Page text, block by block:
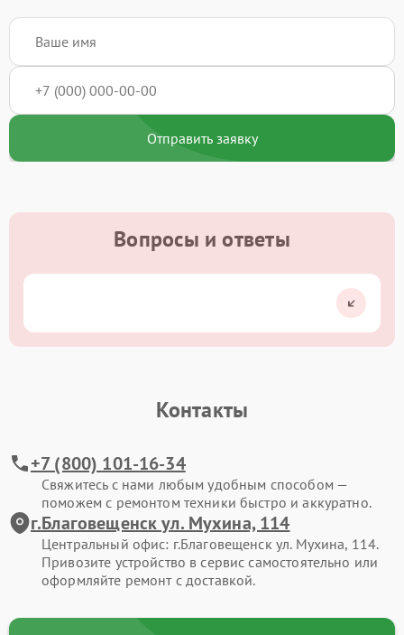
Отправить заявку
Вопросы и ответы
Контакты
+7 (800) 101-16-34
Свяжитесь с нами любым удобным способом —
поможем с ремонтом техники быстро и аккуратно.
г.Благовещенск ул. Мухина, 114
Центральный офис: г.Благовещенск ул. Мухина, 114.
Привозите устройство в сервис самостоятельно или
оформляйте ремонт с доставкой.